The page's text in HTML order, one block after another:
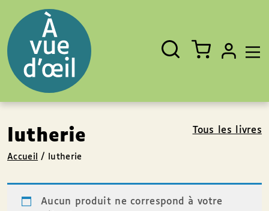
Fermer
Rechercher
un
livre,
un
auteur,
un
EAN
lutherie Tous les livres
Accueil / lutherie
Aucun produit ne correspond à votre